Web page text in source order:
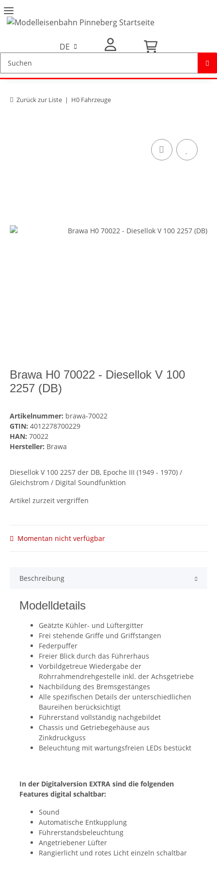
DE
Zurück zur Liste H0 Fahrzeuge
Brawa H0 70022 - Diesellok V 100
2257 (DB)
Artikelnummer: brawa-70022
GTIN: 4012278700229
HAN: 70022
Hersteller: Brawa
Diesellok V 100 2257 der DB, Epoche III (1949 - 1970) /
Gleichstrom / Digital Soundfunktion
Artikel zurzeit vergriffen
Momentan nicht verfügbar
Beschreibung
Modelldetails
Geätzte Kühler- und Lüftergitter
Frei stehende Griffe und Griffstangen
Federpuffer
Freier Blick durch das Führerhaus
Vorbildgetreue Wiedergabe der
Rohrrahmendrehgestelle inkl. der Achsgetriebe
Nachbildung des Bremsgestänges
Alle spezifischen Details der unterschiedlichen
Baureihen berücksichtigt
Führerstand vollständig nachgebildet
Chassis und Getriebegehäuse aus
Zinkdruckguss
Beleuchtung mit wartungsfreien LEDs bestückt
In der Digitalversion EXTRA sind die folgenden
Features digital schaltbar:
Sound
Automatische Entkupplung
Führerstandsbeleuchtung
Angetriebener Lüfter
Rangierlicht und rotes Licht einzeln schaltbar